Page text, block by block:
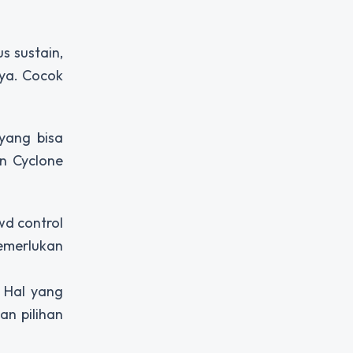
sustain,
Cocok
bisa
Cyclone
control
yang
pilihan